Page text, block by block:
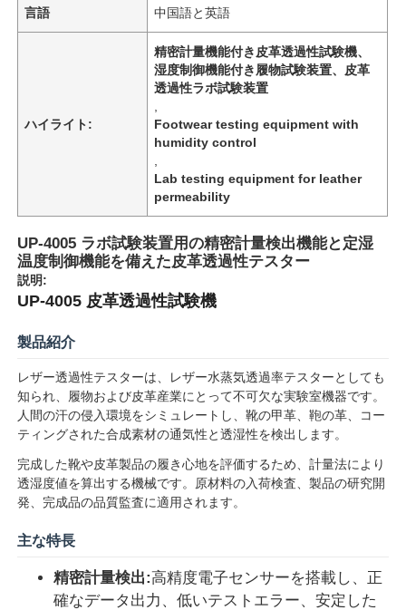
言語 中国語と英語
ハイライト:
精密計量機能付き皮革透過性試験機、
湿度制御機能付き履物試験装置、皮革
透過性ラボ試験装置
Footwear testing equipment with
humidity control
Lab testing equipment for leather
permeability
UP-4005 ラボ試験装置用の精密計量検出機能と定湿
温度制御機能を備えた皮革透過性テスター
説明:
UP-4005 皮革透過性試験機
製品紹介
レザー透過性テスターは、レザー水蒸気透過率テスターとしても
知られ、履物および皮革産業にとって不可欠な実験室機器です。
人間の汗の侵入環境をシミュレートし、靴の甲革、鞄の革、コー
ティングされた合成素材の通気性と透湿性を検出します。
完成した靴や皮革製品の履き心地を評価するため、計量法により
透湿度値を算出する機械です。原材料の入荷検査、製品の研究開
発、完成品の品質監査に適用されます。
主な特長
精密計量検出:高精度電子センサーを搭載し、正
確なデータ出力、低いテストエラー、安定した